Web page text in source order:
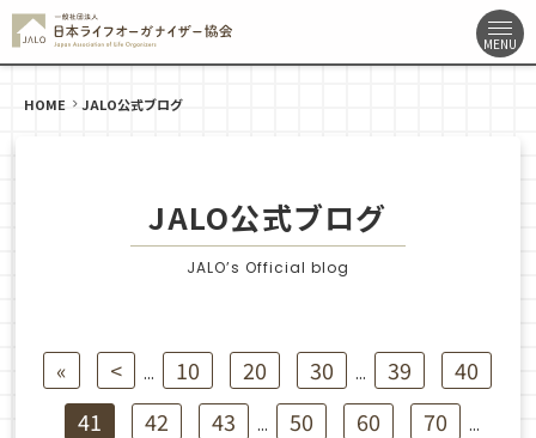
HOME JALO公式ブログ
JALO公式ブログ
JALO’s Official blog
« < ... 10 20 30 ... 39
40
41
42 43 ... 50 60 70 ...